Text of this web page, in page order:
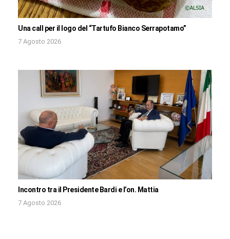
Una call per il logo del “Tartufo Bianco Serrapotamo”
7 Agosto 2026
Incontro tra il Presidente Bardi e l’on. Mattia
7 Agosto 2026